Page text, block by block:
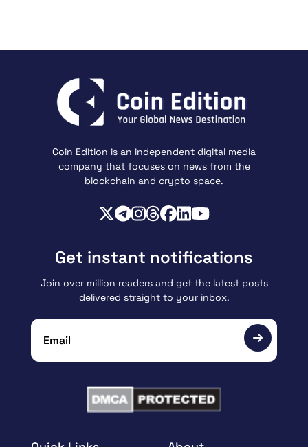
Coin Edition is an independent digital media
company that focuses on news from the
blockchain and crypto space.
Get instant notifications
Join over million readers and get the latest posts
delivered straight to your inbox.